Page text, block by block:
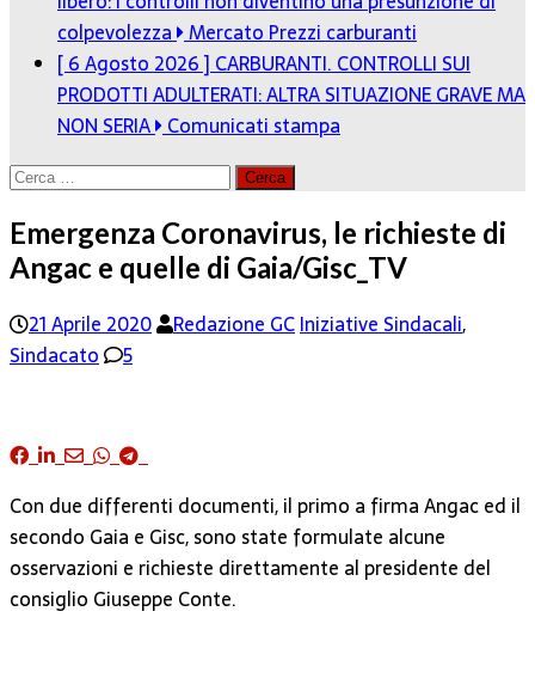
colpevolezza Mercato Prezzi carburanti
[ 6 Agosto 2026 ] CARBURANTI. CONTROLLI SUI
PRODOTTI ADULTERATI: ALTRA SITUAZIONE GRAVE MA
NON SERIA Comunicati stampa
Ricerca
Emergenza Coronavirus, le richieste di
Angac e quelle di Gaia/Gisc_TV
21 Aprile 2020 Redazione GCIniziative Sindacali,
Sindacato
5
Con due differenti documenti, il primo a firma Angac ed il
secondo Gaia e Gisc, sono state formulate alcune
osservazioni e richieste direttamente al presidente del
consiglio Giuseppe Conte.